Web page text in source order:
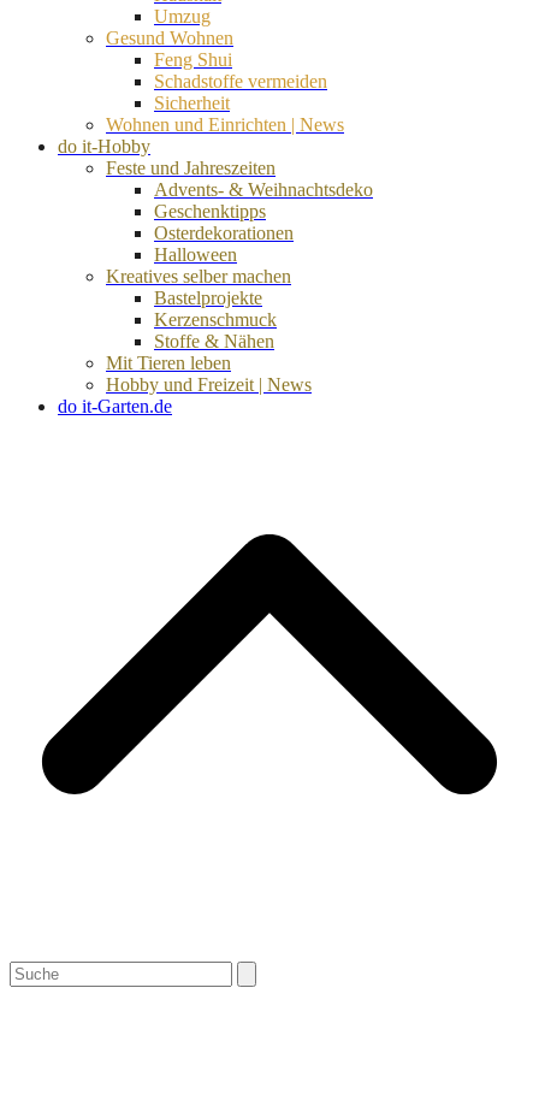
Umzug
Gesund Wohnen
Feng Shui
Schadstoffe vermeiden
Sicherheit
Wohnen und Einrichten | News
do it-Hobby
Feste und Jahreszeiten
Advents- & Weihnachtsdeko
Geschenktipps
Osterdekorationen
Halloween
Kreatives selber machen
Bastelprojekte
Kerzenschmuck
Stoffe & Nähen
Mit Tieren leben
Hobby und Freizeit | News
do it-Garten.de
Search